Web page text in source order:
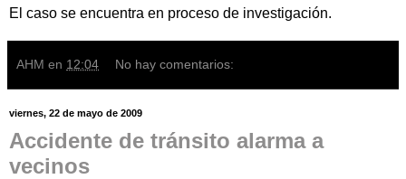
El caso se encuentra en proceso de investigación.
AHM en 12:04 No hay comentarios:
viernes, 22 de mayo de 2009
Accidente de tránsito alarma a
vecinos